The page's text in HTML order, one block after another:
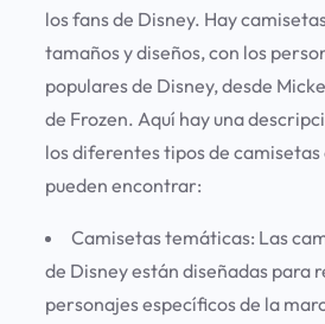
los fans de Disney. Hay
tamaños y diseños, con los
populares de Disney, desde
de Frozen. Aquí hay una
los diferentes tipos de camisetas
pueden encontrar:
Camisetas temáticas: Las
de Disney están diseñadas para
personajes específicos de la